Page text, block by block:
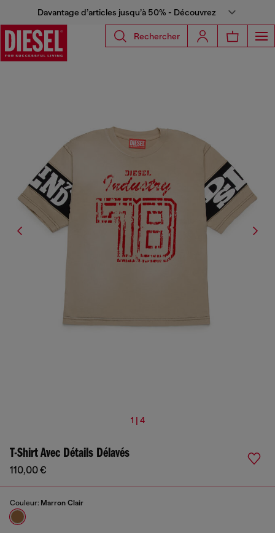
Davantage d’articles jusqu’à 50% - Découvrez
Rechercher
1 | 4
T-Shirt Avec Détails Délavés
110,00 €
Couleur: Marron Clair